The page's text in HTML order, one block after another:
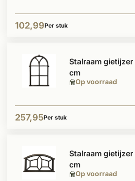
102,99Per stuk
Op voorraad
Stalraam
cm
257,95Per stuk
Op voorraad
Stalraam
cm